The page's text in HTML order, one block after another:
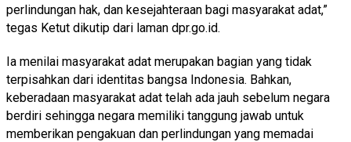
perlindungan hak, dan kesejahteraan bagi masyarakat adat,”
tegas Ketut dikutip dari laman dpr.go.id.
Ia menilai masyarakat adat merupakan bagian yang tidak
terpisahkan dari identitas bangsa Indonesia. Bahkan,
keberadaan masyarakat adat telah ada jauh sebelum negara
berdiri sehingga negara memiliki tanggung jawab untuk
memberikan pengakuan dan perlindungan yang memadai